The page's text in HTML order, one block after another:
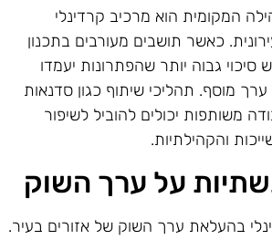
המקומית הוא מרכיב קרדינלי
כאשר תושבים מעורבים בתכנון
סיכוי גבוה יותר שהפתרונות יעמדו
מוסף. תהליכי שיתוף כגון סדנאות
משותפות יכולים להוביל לשיפור
והקהילתיות.
על ערך השוק
בהעלאת ערך השוק של אזורים בעיר.